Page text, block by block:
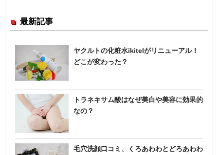
最新記事
ヤクルトの化粧水ikitelがリニューアル！
どこが変わった？
トラネキサム酸はなぜ美白や美容に効果的
なの？
毛穴洗顔口コミ、くろあわわとどろあわわ